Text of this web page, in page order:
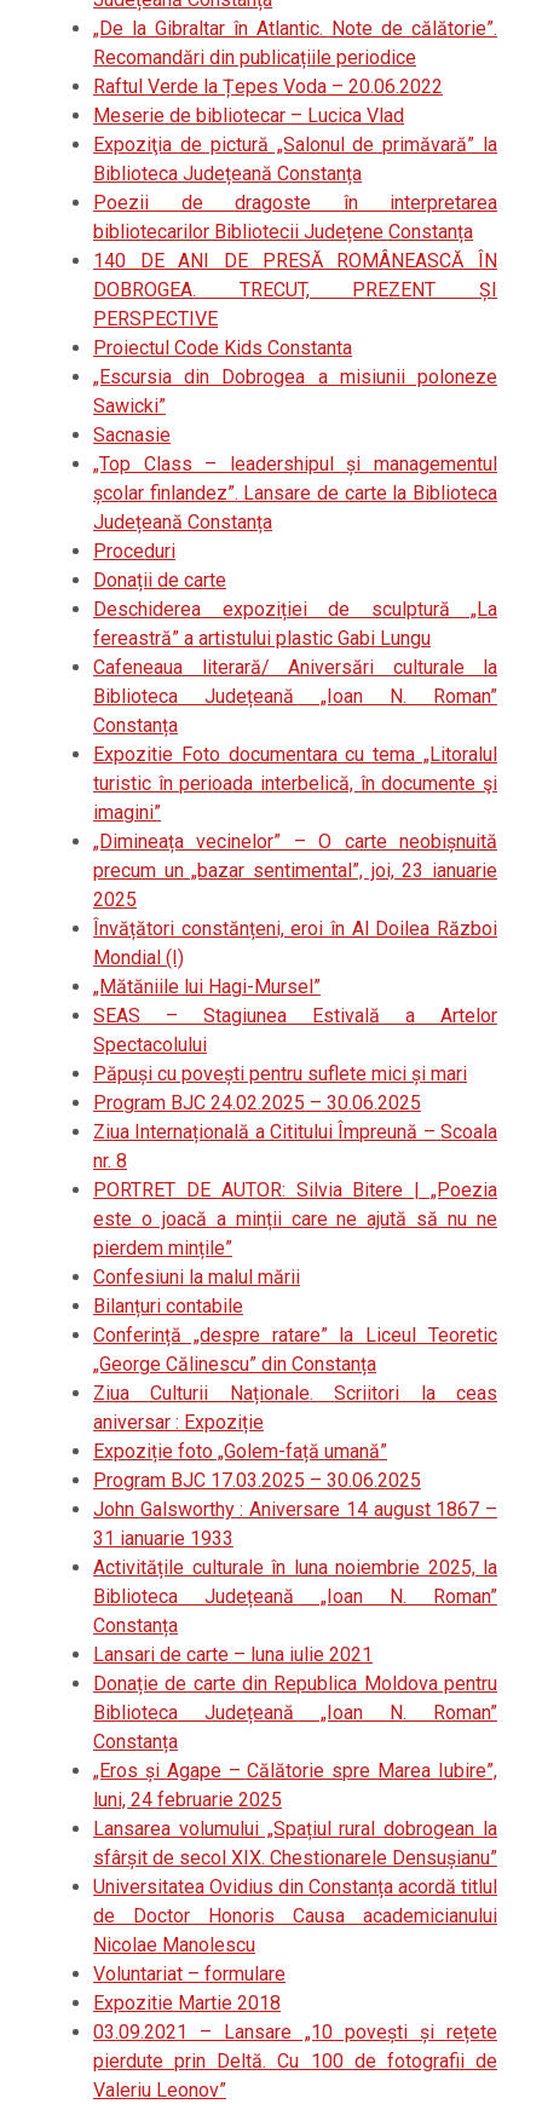
„De la Gibraltar în Atlantic. Note de călătorie”.
Recomandări din publicațiile periodice
Raftul Verde la Țepes Voda – 20.06.2022
Meserie de bibliotecar – Lucica Vlad
Expoziţia de pictură „Salonul de primăvară” la
Biblioteca Județeană Constanța
Poezii de dragoste în interpretarea
bibliotecarilor Bibliotecii Județene Constanța
140 DE ANI DE PRESĂ ROMÂNEASCĂ ÎN
DOBROGEA. TRECUT, PREZENT ȘI
PERSPECTIVE
Proiectul Code Kids Constanta
„Escursia din Dobrogea a misiunii poloneze
Sawicki”
Sacnasie
„Top Class – leadershipul și managementul
școlar finlandez”. Lansare de carte la Biblioteca
Județeană Constanța
Proceduri
Donații de carte
Deschiderea expoziției de sculptură „La
fereastră” a artistului plastic Gabi Lungu
Cafeneaua literară/ Aniversări culturale la
Biblioteca Județeană „Ioan N. Roman”
Constanța
Expozitie Foto documentara cu tema „Litoralul
turistic în perioada interbelică, în documente şi
imagini”
„Dimineața vecinelor” – O carte neobișnuită
precum un „bazar sentimental”, joi, 23 ianuarie
2025
Învățători constănțeni, eroi în Al Doilea Război
Mondial (I)
„Mătăniile lui Hagi-Mursel”
SEAS – Stagiunea Estivală a Artelor
Spectacolului
Păpuși cu povești pentru suflete mici și mari
Program BJC 24.02.2025 – 30.06.2025
Ziua Internațională a Cititului Împreună – Scoala
nr. 8
PORTRET DE AUTOR: Silvia Bitere | „Poezia
este o joacă a minții care ne ajută să nu ne
pierdem mințile”
Confesiuni la malul mării
Bilanțuri contabile
Conferință „despre ratare” la Liceul Teoretic
„George Călinescu” din Constanța
Ziua Culturii Naționale. Scriitori la ceas
aniversar : Expoziție
Expoziție foto „Golem-față umană”
Program BJC 17.03.2025 – 30.06.2025
John Galsworthy : Aniversare 14 august 1867 –
31 ianuarie 1933
Activitățile culturale în luna noiembrie 2025, la
Biblioteca Județeană „Ioan N. Roman”
Constanța
Lansari de carte – luna iulie 2021
Donație de carte din Republica Moldova pentru
Biblioteca Județeană „Ioan N. Roman”
Constanța
„Eros și Agape – Călătorie spre Marea Iubire”,
luni, 24 februarie 2025
Lansarea volumului „Spațiul rural dobrogean la
sfârșit de secol XIX. Chestionarele Densușianu”
Universitatea Ovidius din Constanța acordă titlul
de Doctor Honoris Causa academicianului
Nicolae Manolescu
Voluntariat – formulare
Expozitie Martie 2018
03.09.2021 – Lansare „10 povești și rețete
pierdute prin Deltă. Cu 100 de fotografii de
Valeriu Leonov”